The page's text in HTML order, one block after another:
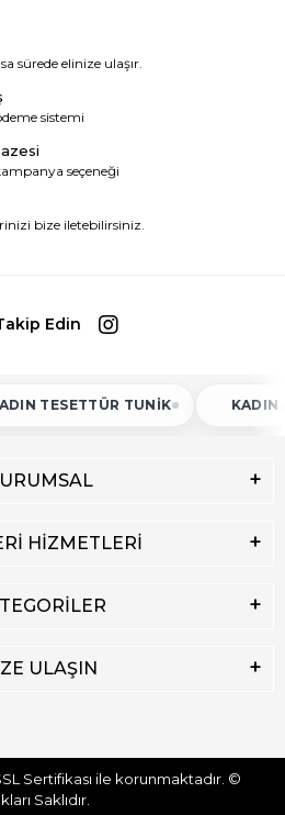
sürede elinize ulaşır.
sistemi
seçeneği
bize iletebilirsiniz.
Edin
TUNIK KADIN ATLET
HİZMETLERİ
ULAŞIN
Sertifikası ile korunmaktadır. ©
Saklıdır.